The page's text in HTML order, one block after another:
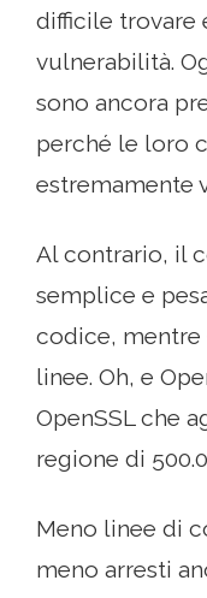
difficile trovare
vulnerabilità.
sono ancora
perché le loro
estremamente
Al contrario, il
semplice e
codice, mentre
linee. Oh, e
OpenSSL che
regione di
Meno linee di
meno arresti